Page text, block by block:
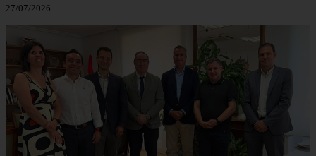
27/07/2026